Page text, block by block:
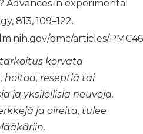
Advances in experimental
813, 109–122.
pmc/articles/
korvata
hoitoa, reseptiä tai
ja yksilöllisiä neuvoja.
ja oireita, tulee